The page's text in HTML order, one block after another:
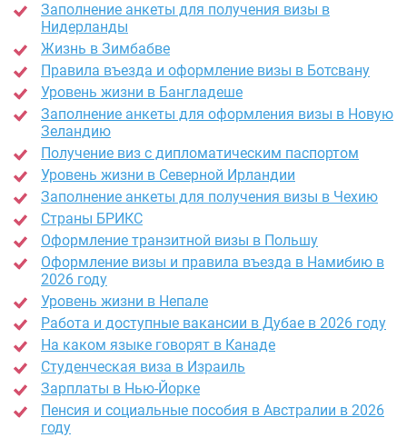
Заполнение анкеты для получения визы в
Нидерланды
Жизнь в Зимбабве
Правила въезда и оформление визы в Ботсвану
Уровень жизни в Бангладеше
Заполнение анкеты для оформления визы в Новую
Зеландию
Получение виз с дипломатическим паспортом
Уровень жизни в Северной Ирландии
Заполнение анкеты для получения визы в Чехию
Страны БРИКС
Оформление транзитной визы в Польшу
Оформление визы и правила въезда в Намибию в
2026 году
Уровень жизни в Непале
Работа и доступные вакансии в Дубае в 2026 году
На каком языке говорят в Канаде
Студенческая виза в Израиль
Зарплаты в Нью-Йорке
Пенсия и социальные пособия в Австралии в 2026
году